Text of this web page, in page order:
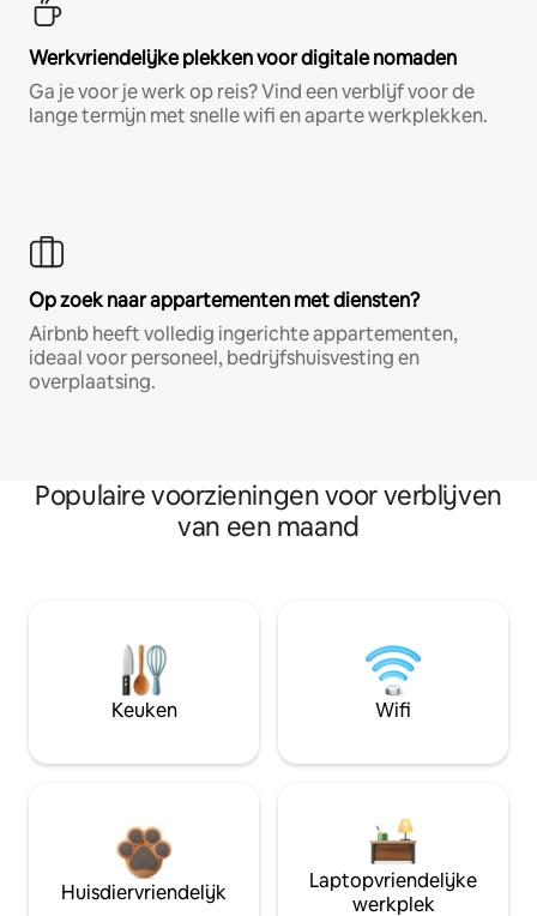
Werkvriendelijke plekken voor digitale nomaden
Ga je voor je werk op reis? Vind een verblijf voor de
lange termijn met snelle wifi en aparte werkplekken.
Op zoek naar appartementen met diensten?
Airbnb heeft volledig ingerichte appartementen,
ideaal voor personeel, bedrijfshuisvesting en
overplaatsing.
Populaire voorzieningen voor verblijven
van een maand
Keuken Wifi
Huisdiervriendelijk
Laptopvriendelijke
werkplek